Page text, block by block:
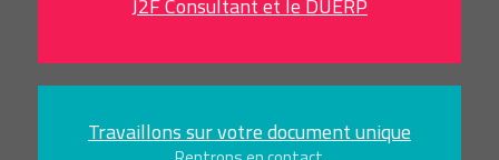
Travaillons sur votre document unique